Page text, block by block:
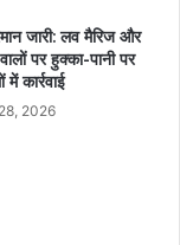
जारी: लव मैरिज और
पर हुक्का-पानी पर
कार्रवाई
2026